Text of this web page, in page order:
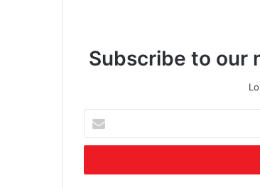
Subscribe to our
your
Email